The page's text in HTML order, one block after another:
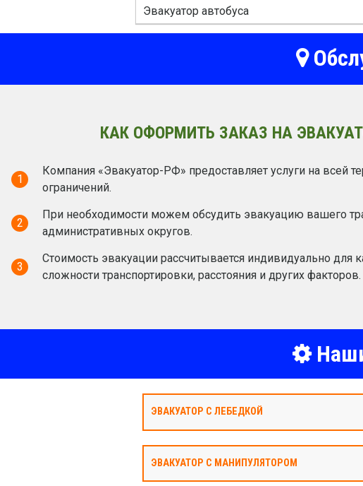
Эвакуатор автобуса
КАК ОФОРМИТЬ ЗАКАЗ НА
1
Компания «Эвакуатор-РФ» предоставляет услуги на всей
ограничений.
2
При необходимости можем обсудить эвакуацию вашего
административных округов.
3
Стоимость эвакуации рассчитывается индивидуально для
сложности транспортировки, расстояния и других факторов.
Наши
ЭВАКУАТОР С ЛЕБЕДКОЙ
ЭВАКУАТОР С МАНИПУЛЯТОРОМ